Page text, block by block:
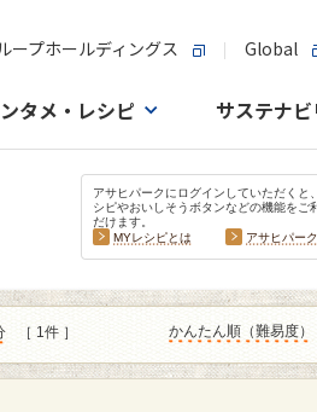
ープホールディングス Global
タメ・レシピ サステナビ
アサヒパークにログインしていただくと
シピやおいしそうボタンなどの機能をご
だけます。
MYレシピとは
アサヒパー
［ 1件 ］ かんたん順（難易度）